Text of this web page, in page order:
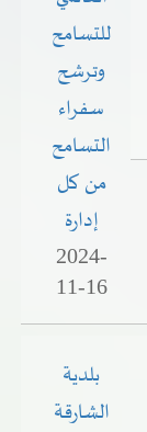
للتسامح
وترشح
سفراء
التسامح
من كل
إدارة
2024-
11-16
بلدية
الشارقة